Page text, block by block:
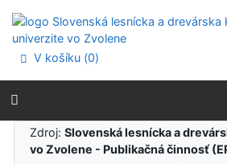
Prejsť na menu
Prehlásenie o webovej prístupnosti
V košíku (0)
Výsledky
Zdroj:Slovenská lesnícka a
vo Zvolene - Publikačná činnosť